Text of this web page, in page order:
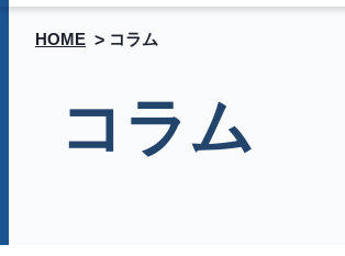
HOME コラム
コラム